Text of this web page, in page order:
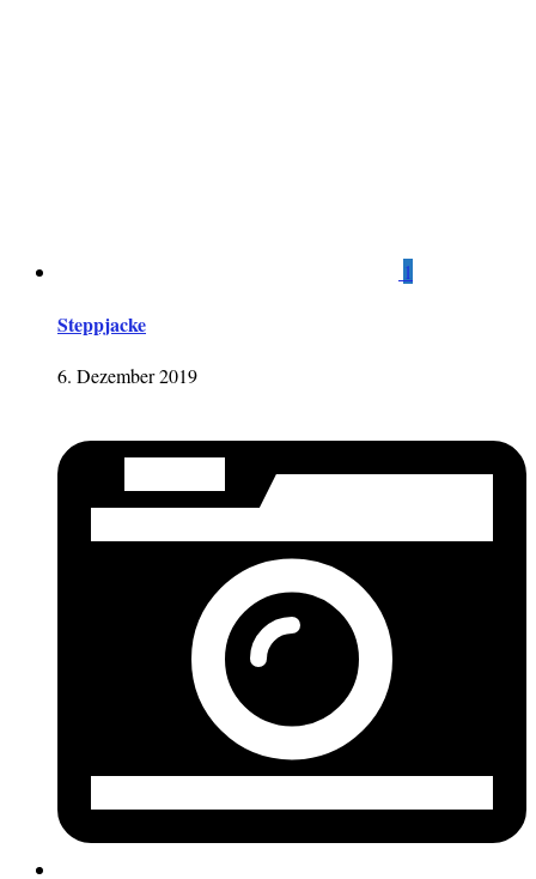
1
Steppjacke
6. Dezember 2019